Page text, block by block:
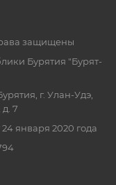
защищены
Бурятия "Бурят-
г. Улан-Удэ,
7
января 2020 года